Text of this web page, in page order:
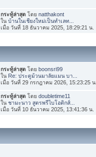
กระทู้ล่าสุด โดยnatthakont
ในบ้านในเชียงใหม่เป็นทำเลท...
เมื่อ วันที่ 18 ธันวาคม 2025, 18:29:21 น.
กระทู้ล่าสุด โดยboonsri99
ใน Re: ประตูม้วนมาลัยแมน บา...
เมื่อ วันที่ 29 กรกฎาคม 2026, 15:23:25 น.
กระทู้ล่าสุด โดยdoubletime11
ในชามะนาว สูตรพรีไบโอติกส์...
เมื่อ วันที่ 10 ธันวาคม 2025, 13:41:36 น.